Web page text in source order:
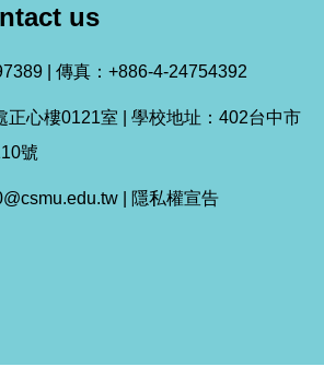
us
| 傳真：+886-4-24754392
正心樓0121室 | 學校地址：402台中市
號
| 隱私權宣告